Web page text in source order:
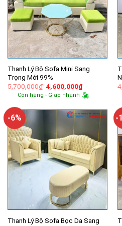
Thanh Lý Bộ Sofa Mini Sang
Trọng Mới 99%
5,700,000₫ Giá
gốc
là:
4,600,000₫Giá
hiện
tại
4,600,000₫.
Còn hàng - Giao nhanh
-6%
Thanh Lý Bộ Sofa Bọc Da Sang
-